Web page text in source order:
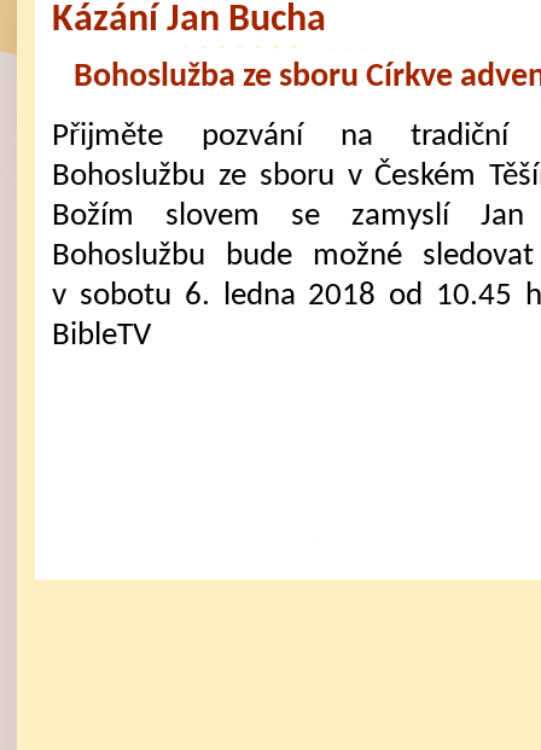
Kázání Jan Bucha
Bohoslužba ze sboru Církve
Přijměte pozvání na tradiční
Bohoslužbu ze sboru v Českém
Božím slovem se zamyslí Jan
Bohoslužbu bude možné
v sobotu 6. ledna 2018 od 10.45
BibleTV